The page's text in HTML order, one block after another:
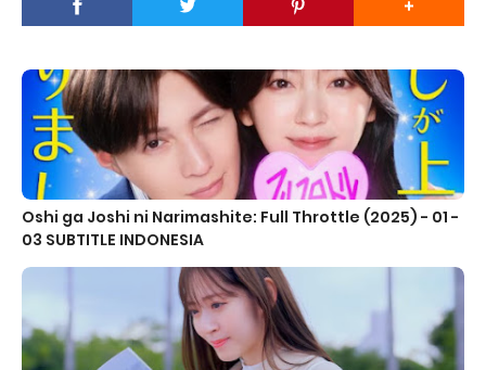
Oshi ga Joshi ni Narimashite: Full Throttle (2025) - 01 -
03 SUBTITLE INDONESIA